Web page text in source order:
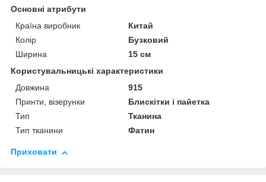
Основні атрибути
Країна виробник
Китай
Колір
Бузковий
Ширина
15 см
Користувальницькі характеристики
Довжина
915
Принти, візерунки
Блискітки і пайетка
Тип
Тканина
Тип тканини
Фатин
Приховати